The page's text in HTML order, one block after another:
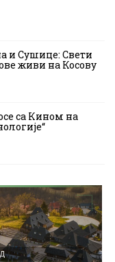
и Сушице: Свети
живи на Косову
са Кином на